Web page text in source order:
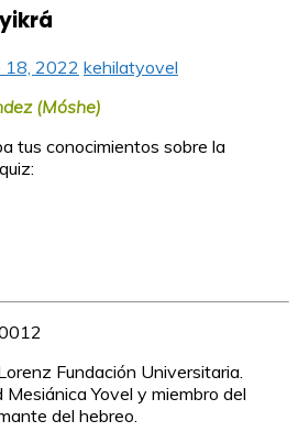
18, 2022 kehilatyovel
(Móshe)
tus conocimientos sobre la
Fundación Universitaria.
Mesiánica Yovel y miembro del
del hebreo.